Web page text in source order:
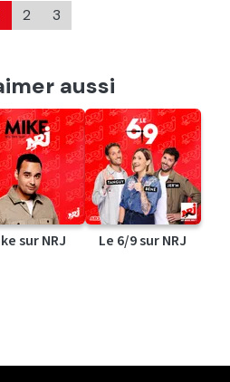
2 3
aussi
sur NRJ Le 6/9 sur NRJ